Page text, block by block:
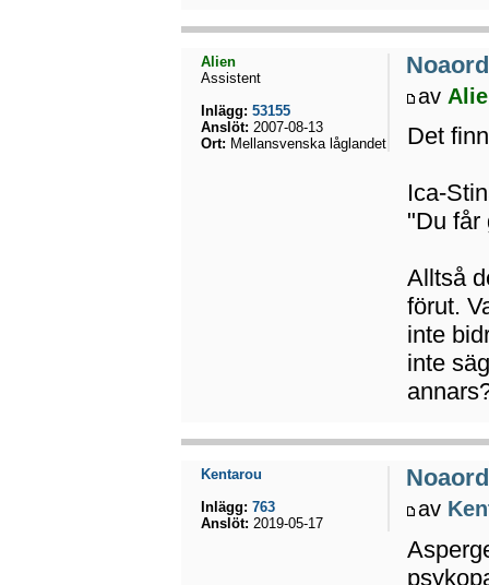
av
Det
Ica-
"Du får
Alltså
förut.
inte
inte
Alien
Assistent
Inlägg: 53155
Anslöt: 2007-08-13
Ort: Mellansvenska låglandet
av
Kentarou
Inlägg: 763
Anslöt: 2019-05-17